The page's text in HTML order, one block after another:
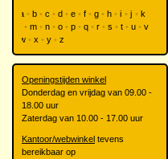
a b c d e f g h i j
k
m n o p q r s t u
v
w
x y z
Openingstijden winkel
Donderdag en vrijdag van 09.00 -
18.00 uur
Zaterdag van 10.00 - 17.00 uur
Kantoor/webwinkel tevens
bereikbaar op